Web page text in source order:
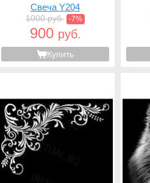
Свеча Y204
1000 руб. -7%
900 руб.
Купить